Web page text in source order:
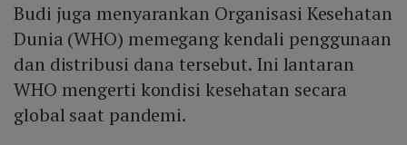
Budi juga menyarankan Organisasi Kesehatan
Dunia (WHO) memegang kendali penggunaan
dan distribusi dana tersebut. Ini lantaran
WHO mengerti kondisi kesehatan secara
global saat pandemi.